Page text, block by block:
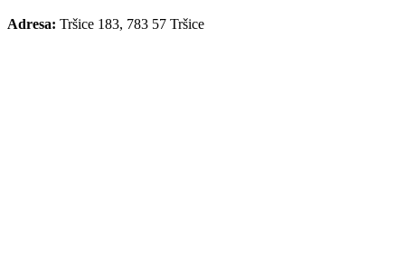
Adresa: Tršice 183, 783 57 Tršice